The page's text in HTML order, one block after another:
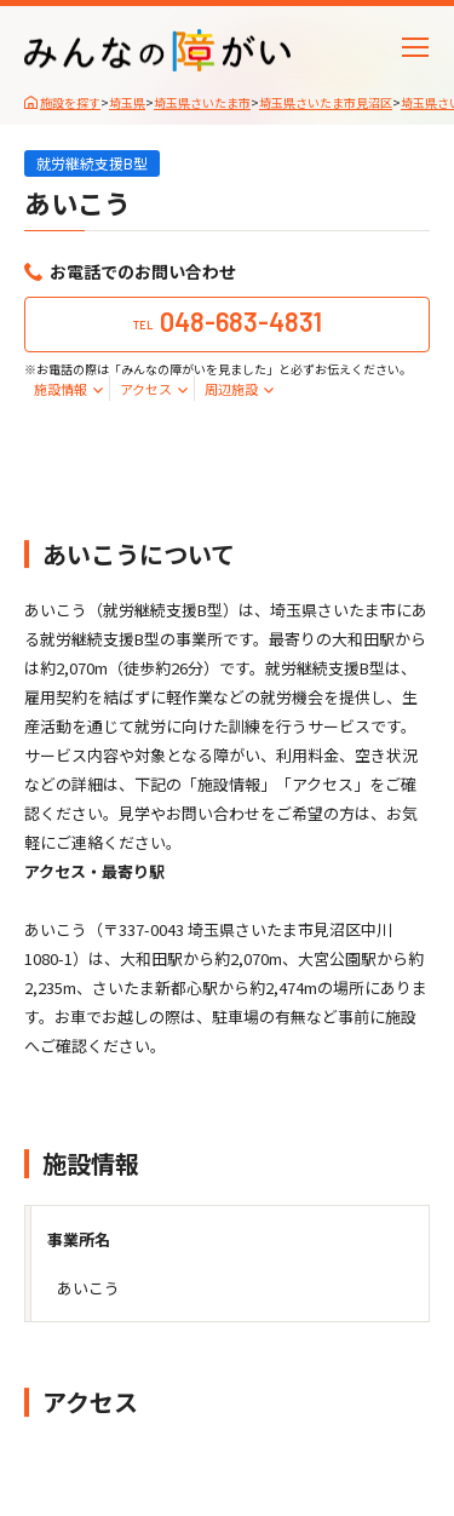
施設を探す>埼玉県>埼玉県さいたま市>埼玉県さいたま市見沼区>埼玉県さ
就労継続支援B型
あいこう
お電話でのお問い合わせ
TEL 048-683-4831
※お電話の際は「みんなの障がいを見ました」と必ずお伝えください。
施設情報 アクセス 周辺施設
あいこうについて
あいこう（就労継続支援B型）は、埼玉県さいたま市にあ
る就労継続支援B型の事業所です。最寄りの大和田駅から
は約2,070m（徒歩約26分）です。就労継続支援B型は、
雇用契約を結ばずに軽作業などの就労機会を提供し、生
産活動を通じて就労に向けた訓練を行うサービスです。
サービス内容や対象となる障がい、利用料金、空き状況
などの詳細は、下記の「施設情報」「アクセス」をご確
認ください。見学やお問い合わせをご希望の方は、お気
軽にご連絡ください。
アクセス・最寄り駅
あいこう（〒337-0043 埼玉県さいたま市見沼区中川
1080-1）は、大和田駅から約2,070m、大宮公園駅から約
2,235m、さいたま新都心駅から約2,474mの場所にありま
す。お車でお越しの際は、駐車場の有無など事前に施設
へご確認ください。
施設情報
事業所名
あいこう
アクセス